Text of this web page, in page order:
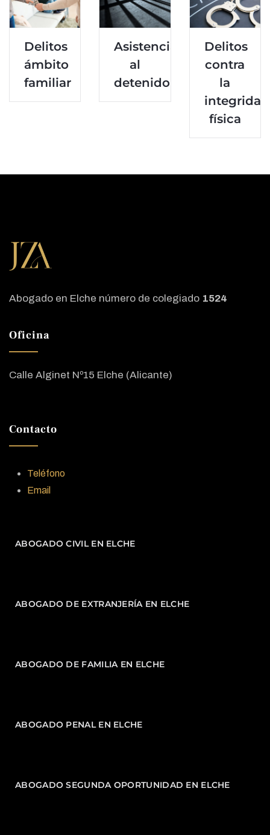
Delitos
ámbito
familiar
Asistencia
al
detenido
Delitos
contra
la
integridad
física
Abogado en Elche número de colegiado 1524
Oficina
Calle Alginet Nº15 Elche (Alicante)
Contacto
Teléfono
Email
ABOGADO CIVIL EN ELCHE
ABOGADO DE EXTRANJERÍA EN ELCHE
ABOGADO DE FAMILIA EN ELCHE
ABOGADO PENAL EN ELCHE
ABOGADO SEGUNDA OPORTUNIDAD EN ELCHE